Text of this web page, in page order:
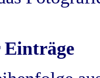
Einträge